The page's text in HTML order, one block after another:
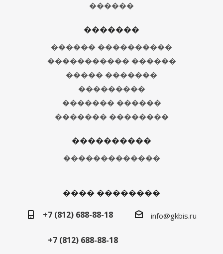
������
�������
������ ����������
����������� ������
����� �������
���������
������� ������
������� ��������
����������
�������������
���� ��������
+7 (812) 688-88-18
+7 (812) 688-88-18
info@gkbis.ru